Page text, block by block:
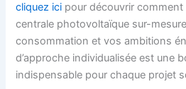
cliquez ici pour découvrir
centrale photovoltaïque sur-
consommation et vos ambitions
d’approche individualisée est une
indispensable pour chaque projet